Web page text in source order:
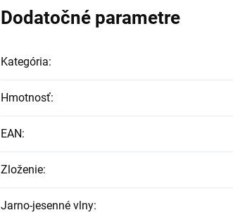
Dodatočné parametre
Kategória:
Hmotnosť:
EAN:
Zloženie:
Jarno-jesenné vlny: